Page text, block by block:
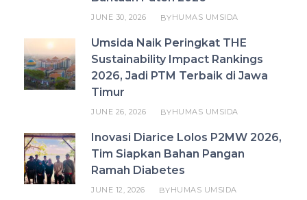
JUNE 30, 2026 BYHUMAS UMSIDA
Umsida Naik Peringkat THE
Sustainability Impact Rankings
2026, Jadi PTM Terbaik di Jawa
Timur
JUNE 26, 2026 BYHUMAS UMSIDA
Inovasi Diarice Lolos P2MW 2026,
Tim Siapkan Bahan Pangan
Ramah Diabetes
JUNE 12, 2026 BYHUMAS UMSIDA